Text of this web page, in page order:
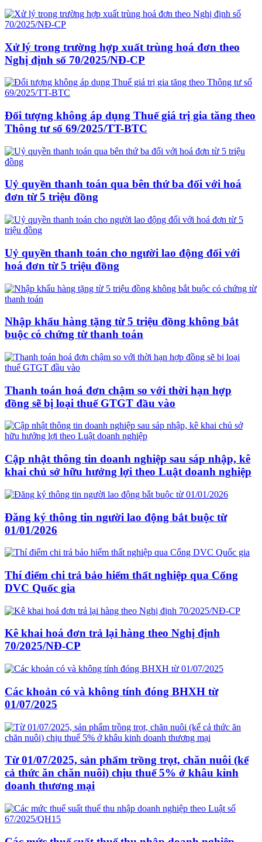
Xử lý trong trường hợp xuất trùng hoá đơn theo
Nghị định số 70/2025/NĐ-CP
Đối tượng không áp dụng Thuế giá trị gia tăng theo
Thông tư số 69/2025/TT-BTC
Uỷ quyền thanh toán qua bên thứ ba đối với hoá
đơn từ 5 triệu đồng
Uỷ quyền thanh toán cho người lao động đối với
hoá đơn từ 5 triệu đồng
Nhập khẩu hàng tặng từ 5 triệu đồng không bắt
buộc có chứng từ thanh toán
Thanh toán hoá đơn chậm so với thời hạn hợp
đồng sẽ bị loại thuế GTGT đầu vào
Cập nhật thông tin doanh nghiệp sau sáp nhập, kê
khai chủ sở hữu hưởng lợi theo Luật doanh nghiệp
Đăng ký thông tin người lao động bắt buộc từ
01/01/2026
Thí điểm chi trả bảo hiểm thất nghiệp qua Cổng
DVC Quốc gia
Kê khai hoá đơn trả lại hàng theo Nghị định
70/2025/NĐ-CP
Các khoản có và không tính đóng BHXH từ
01/07/2025
Từ 01/07/2025, sản phẩm trồng trọt, chăn nuôi (kể
cả thức ăn chăn nuôi) chịu thuế 5% ở khâu kinh
doanh thương mại